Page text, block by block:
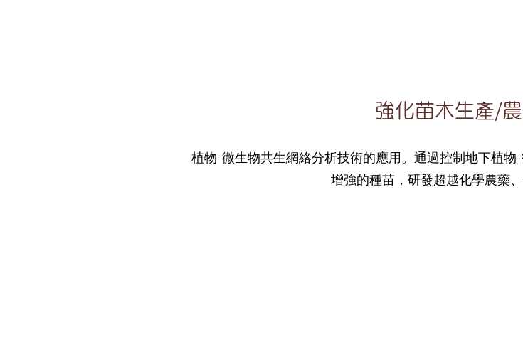
強化苗木生產/
植物-微生物共生網絡分析技術的應用。通過控制地下植
增強的種苗，研發超越化學農藥、